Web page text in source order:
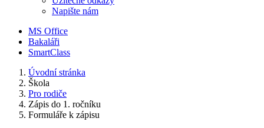
Napište nám
MS Office
Bakaláři
SmartClass
Úvodní stránka
Škola
Pro rodiče
Zápis do 1. ročníku
Formuláře k zápisu